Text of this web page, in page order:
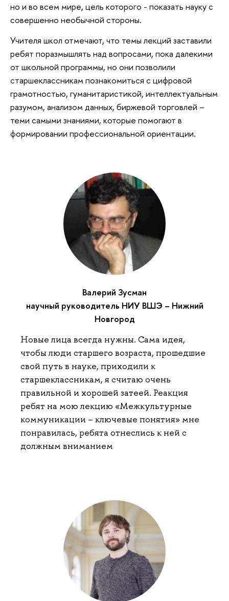
но и во всем мире, цель которого - показать науку с
совершенно необычной стороны.
Учителя школ отмечают, что темы лекций заставили
ребят поразмышлять над вопросами, пока далекими
от школьной программы, но они позволили
старшеклассникам познакомиться с цифровой
грамотностью, гуманитаристикой, интеллектуальным
разумом, анализом данных, биржевой торговлей –
теми самыми знаниями, которые помогают в
формировании профессиональной ориентации.
Валерий Зусман
научный руководитель НИУ ВШЭ – Нижний
Новгород
Новые лица всегда нужны. Сама идея,
чтобы люди старшего возраста, прошедшие
свой путь в науке, приходили к
старшеклассникам, я считаю очень
правильной и хорошей затеей. Реакция
ребят на мою лекцию «Межкультурные
коммуникации – ключевые понятия» мне
понравилась, ребята отнеслись к ней с
должным вниманием